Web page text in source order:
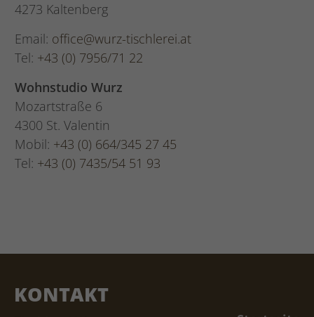
4273 Kaltenberg
Email: office@wurz-tischlerei.at
Tel: +43 (0) 7956/71 22
Wohnstudio Wurz
Mozartstraße 6
4300 St. Valentin
Mobil: +43 (0) 664/345 27 45
Tel: +43 (0) 7435/54 51 93
KONTAKT